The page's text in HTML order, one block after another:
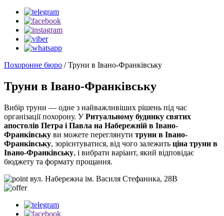
Похоронне бюро /Труни в Івано-Франківську
Труни в Івано-Франківську
Вибір труни — одне з найважливіших рішень під час
організації похорону. УРитуальному будинку святих
апостолів Петра і Павла на Набережній в Івано-
Франківську ви можете переглянути труни в Івано-
Франківську, зорієнтуватися, від чого залежить ціна труни в
Івано-Франківську, і вибрати варіант, який відповідає
бюджету та формату прощання.
вул. Набережна ім. Василя Стефаника, 28В